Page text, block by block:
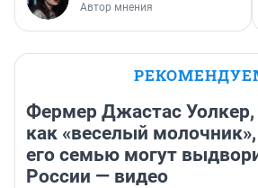
Автор мнения
Фермер Джастас Уолкер,
как «веселый
его семью могут
России — видео